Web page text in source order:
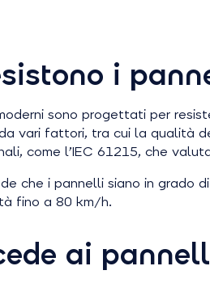
i
sono progettati per
vari fattori, tra cui la qualità
come l’IEC 61215, che
che i pannelli siano in grado
fino a 80 km/h.
ai